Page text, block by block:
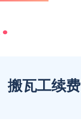
.
搬瓦工续费